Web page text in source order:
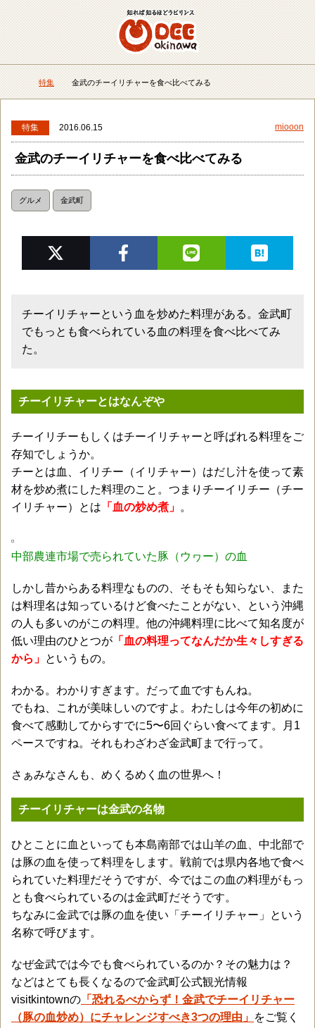
メニュー 検
DEEokinawaトップ
特集 金武のチーイリチャーを食べ比べてみる
特集 2016.06.15 miooon
金武のチーイリチャーを食べ比べてみる
グルメ 金武町
チーイリチャーという血を炒めた料理がある。金武町
でもっとも食べられている血の料理を食べ比べてみ
た。
チーイリチャーとはなんぞや
チーイリチーもしくはチーイリチャーと呼ばれる料理をご
存知でしょうか。
チーとは血、イリチー（イリチャー）はだし汁を使って素
材を炒め煮にした料理のこと。つまりチーイリチー（チー
イリチャー）とは 「血の炒め煮」 。
中部農連市場で売られていた豚（ウヮー）の血
しかし昔からある料理なものの、そもそも知らない、また
は料理名は知っているけど食べたことがない、という沖縄
の人も多いのがこの料理。他の沖縄料理に比べて知名度が
低い理由のひとつが 「血の料理ってなんだか生々しすぎる
から」 というもの。
わかる。わかりすぎます。だって血ですもんね。
でもね、これが美味しいのですよ。わたしは今年の初めに
食べて感動してからすでに5〜6回ぐらい食べてます。月1
ペースですね。それもわざわざ金武町まで行って。
さぁみなさんも、めくるめく血の世界へ！
チーイリチャーは金武の名物
ひとことに血といっても本島南部では山羊の血、中北部で
は豚の血を使って料理をします。戦前では県内各地で食べ
られていた料理だそうですが、今ではこの血の料理がもっ
とも食べられているのは金武町だそうです。
ちなみに金武では豚の血を使い「チーイリチャー」という
名称で呼びます。
なぜ金武では今でも食べられているのか？その魅力は？
などはとても長くなるので金武町公式観光情報
visitkintownの 「恐れるべからず！金武でチーイリチャー
（豚の血炒め）にチャレンジすべき3つの理由」 をご覧く